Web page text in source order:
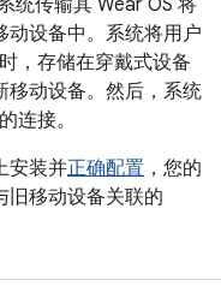
统传输其 Wear OS 将
动设备中。系统将用户
，存储在穿戴式设备
移动设备。然后，系统
连接。
安装并正确配置 ，您的
旧移动设备关联的